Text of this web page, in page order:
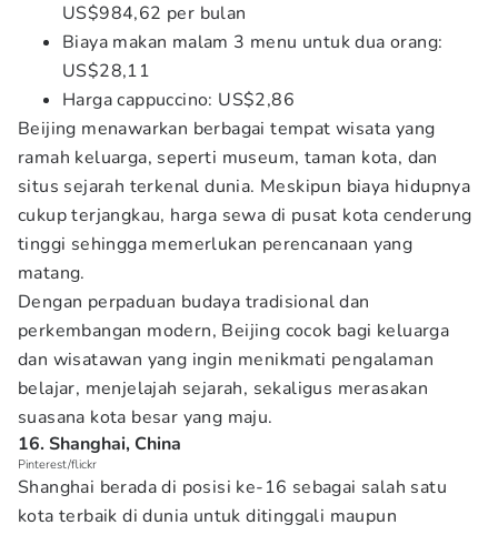
US$984,62 per bulan
Biaya makan malam 3 menu untuk dua orang:
US$28,11
Harga cappuccino: US$2,86
Beijing menawarkan berbagai tempat wisata yang
ramah keluarga, seperti museum, taman kota, dan
situs sejarah terkenal dunia. Meskipun biaya hidupnya
cukup terjangkau, harga sewa di pusat kota cenderung
tinggi sehingga memerlukan perencanaan yang
matang.
Dengan perpaduan budaya tradisional dan
perkembangan modern, Beijing cocok bagi keluarga
dan wisatawan yang ingin menikmati pengalaman
belajar, menjelajah sejarah, sekaligus merasakan
suasana kota besar yang maju.
16. Shanghai, China
Pinterest/flickr
Shanghai berada di posisi ke-16 sebagai salah satu
kota terbaik di dunia untuk ditinggali maupun